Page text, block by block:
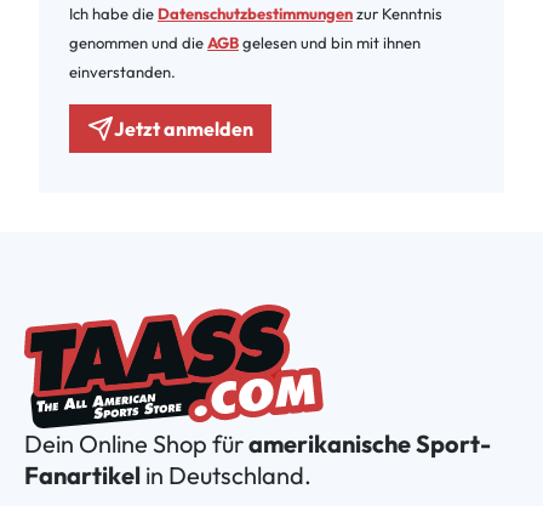
Ich habe die Datenschutzbestimmungenzur Kenntnis
genommen und dieAGBgelesen und bin mit ihnen
einverstanden.
Jetzt anmelden
Dein Online Shop füramerikanische Sport-
Fanartikel in Deutschland.